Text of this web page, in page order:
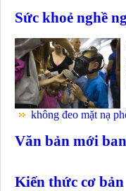
Sức khoẻ nghề
không đeo mặt nạ
Văn bản mới
Kiến thức cơ bản